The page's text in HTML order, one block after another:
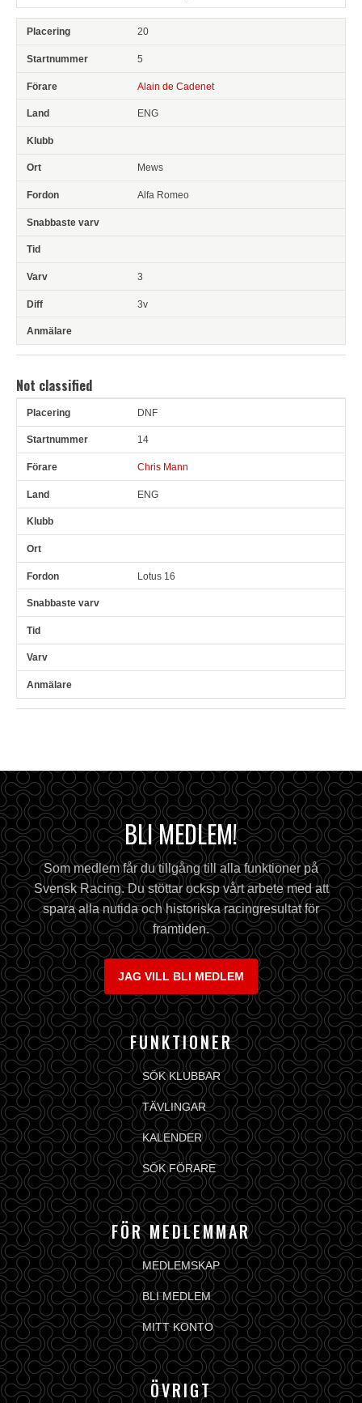
20
5
Alain de Cadenet
ENG
Mews
Alfa Romeo
3
3v
Not classified
Pl Snr Land
DNF
14
Chris Mann
ENG
Lotus 16
BLI MEDLEM!
Som medlem får du tillgång till alla funktioner på
Svensk Racing. Du stöttar ocksp vårt arbete med att
spara alla nutida och historiska racingresultat för
framtiden.
JAG VILL BLI MEDLEM
FUNKTIONER
SÖK KLUBBAR
TÄVLINGAR
KALENDER
SÖK FÖRARE
FÖR MEDLEMMAR
MEDLEMSKAP
BLI MEDLEM
MITT KONTO
ÖVRIGT